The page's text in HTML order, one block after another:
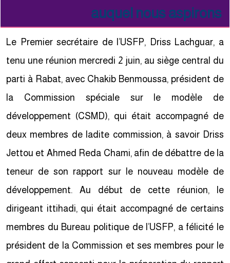
auquel nous aspirons
Le Premier secrétaire de l’USFP, Driss Lachguar, a
tenu une réunion mercredi 2 juin, au siège central du
parti à Rabat, avec Chakib Benmoussa, président de
la Commission spéciale sur le modèle de
développement (CSMD), qui était accompagné de
deux membres de ladite commission, à savoir Driss
Jettou et Ahmed Reda Chami, afin de débattre de la
teneur de son rapport sur le nouveau modèle de
développement. Au début de cette réunion, le
dirigeant ittihadi, qui était accompagné de certains
membres du Bureau politique de l’USFP, a félicité le
président de la Commission et ses membres pour le